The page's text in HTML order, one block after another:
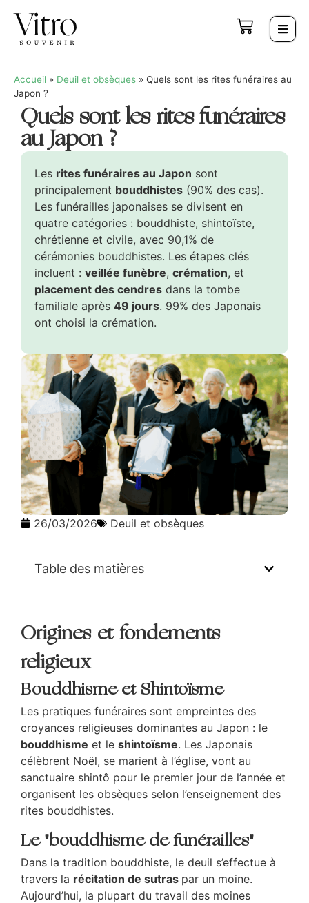
Accueil » Deuil et obsèques » Quels sont les rites funéraires au
Japon ?
Quels sont les rites funéraires
au Japon ?
Les rites funéraires au Japon sont
principalement bouddhistes (90% des cas).
Les funérailles japonaises se divisent en
quatre catégories : bouddhiste, shintoïste,
chrétienne et civile, avec 90,1% de
cérémonies bouddhistes. Les étapes clés
incluent : veillée funèbre, crémation, et
placement des cendres dans la tombe
familiale après 49 jours. 99% des Japonais
ont choisi la crémation.
26/03/2026 Deuil et obsèques
Table des matières
Origines et fondements
religieux
Bouddhisme et Shintoïsme
Les pratiques funéraires sont empreintes des
croyances religieuses dominantes au Japon : le
bouddhisme et le shintoïsme. Les Japonais
célèbrent Noël, se marient à l’église, vont au
sanctuaire shintô pour le premier jour de l’année et
organisent les obsèques selon l’enseignement des
rites bouddhistes.
Le "bouddhisme de funérailles"
Dans la tradition bouddhiste, le deuil s’effectue à
travers la récitation de sutras par un moine.
Aujourd’hui, la plupart du travail des moines